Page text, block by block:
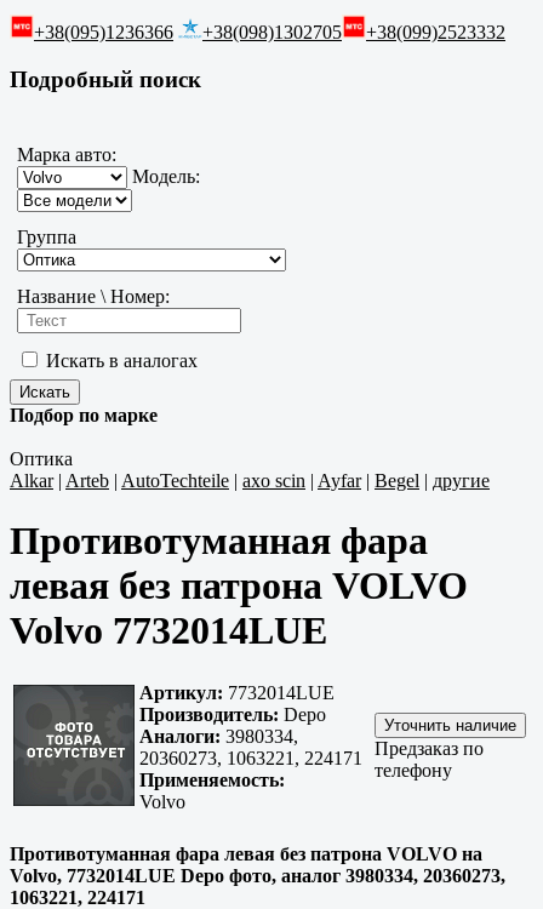
+38(095)1236366 +38(098)1302705 +38(099)2523332
Подробный поиск
Марка авто:
Модель:
Группа
Название \ Номер:
Искать в аналогах
Подбор по марке
Оптика
Alkar| Arteb | AutoTechteile | axo scin | Ayfar| Begel | другие
Противотуманная фара
левая без патрона VOLVO
Volvo 7732014LUE
Артикул: 7732014LUE
Производитель: Depo
Аналоги: 3980334,
20360273, 1063221, 224171
Применяемость:
Volvo
Предзаказ по
телефону
Противотуманная фара левая без патрона VOLVO на
Volvo, 7732014LUE Depo фото, аналог 3980334, 20360273,
1063221, 224171